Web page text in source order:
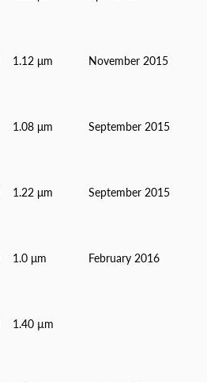
1.12 μm November 2015
1.08 μm September 2015
1.22 μm September 2015
1.0 μm February 2016
1.40 µm